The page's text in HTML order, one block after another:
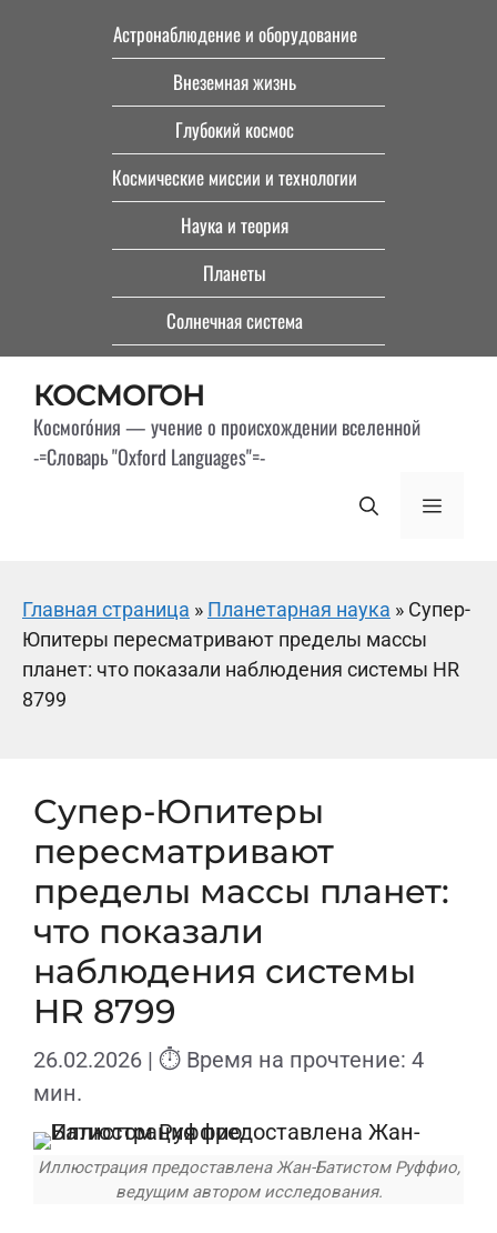
Астронаблюдение и оборудование
Внеземная жизнь
Глубокий космос
Космические миссии и технологии
Наука и теория
Планеты
Солнечная система
КОСМОГОН
Космого́ния — учение о происхождении вселенной
-=Словарь "Oxford Languages"=-
Меню
Главная страница » Планетарная наука » Супер-
Юпитеры пересматривают пределы массы
планет: что показали наблюдения системы HR
8799
Супер-Юпитеры
пересматривают
пределы массы планет:
что показали
наблюдения системы
HR 8799
26.02.2026 | ⏱ Время на прочтение: 4
мин.
Иллюстрация предоставлена ​​Жан-Батистом Руффио,
ведущим автором исследования.